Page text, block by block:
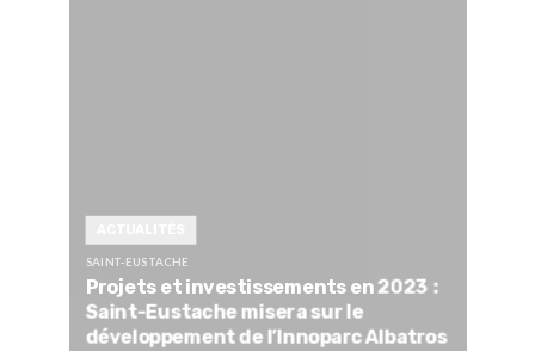
SAINT-EUSTACHE
Projets et investissements en 2023 :
Saint-Eustache misera sur le
développement de l’Innoparc Albatros